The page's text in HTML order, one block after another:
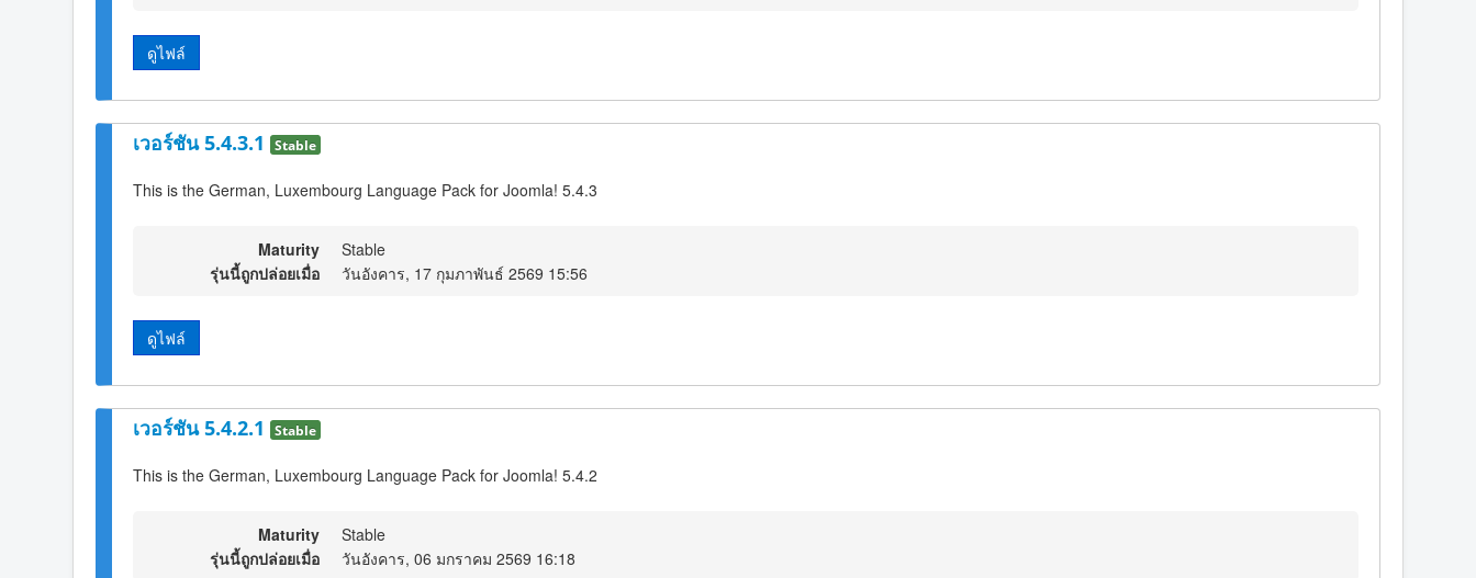
ดูไฟล์
เวอร์ชัน 5.4.3.1 Stable
This is the German, Luxembourg Language Pack for Joomla! 5.4.3
Maturity
Stable
รุ่นนี้ถูกปล่อยเมื่อ
วันอังคาร, 17 กุมภาพันธ์ 2569 15:56
ดูไฟล์
เวอร์ชัน 5.4.2.1 Stable
This is the German, Luxembourg Language Pack for Joomla! 5.4.2
Maturity
Stable
รุ่นนี้ถูกปล่อยเมื่อ
วันอังคาร, 06 มกราคม 2569 16:18